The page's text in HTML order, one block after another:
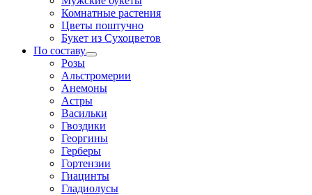
Комнатные растения
Цветы поштучно
Букет из Сухоцветов
По составу
Розы
Альстромерии
Анемоны
Астры
Васильки
Гвоздики
Георгины
Герберы
Гортензии
Гиацинты
Гладиолусы